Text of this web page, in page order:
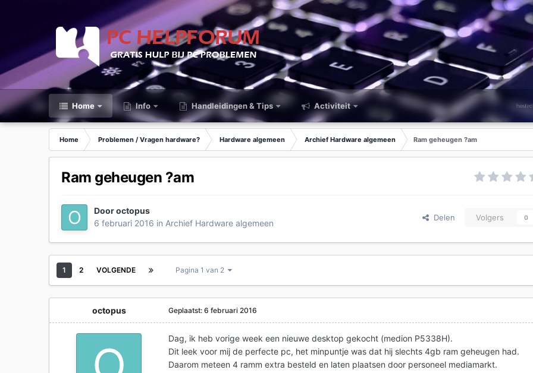
Home Info Handleidingen & Tips Activiteit
Home Problemen / Vragen hardware? Hardware algemeen Archief Hardware algemeen Ram geheugen ?am
Ram geheugen ?am
Dooroctopus
6 februari 2016 in Archief Hardware algemeen
Delen Volgers 0
1 2 VOLGENDE Pagina 1 van 2
octopus Geplaatst:6 februari 2016
Dag, ik heb vorige week een nieuwe desktop gekocht (medion P5338H).
Dit leek voor mij de perfecte pc, het minpuntje was dat hij slechts 4gb ram geheugen had.
Daarom meteen 4 ramm extra besteld en laten plaatsen door personeel mediamarkt.